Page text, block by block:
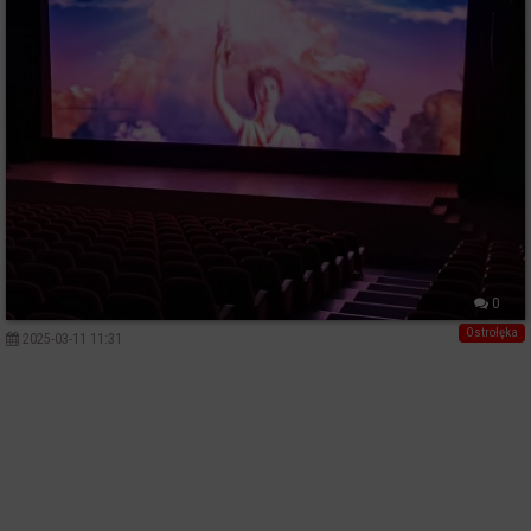
0
Ostrołęka
2025-03-11 11:31